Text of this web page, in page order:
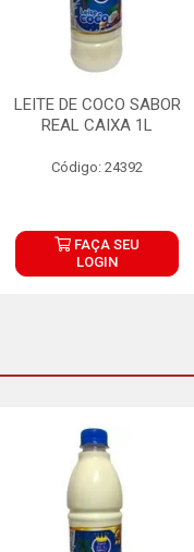
LEITE DE COCO SABOR
REAL CAIXA 1L
Código: 24392
FAÇA SEU
LOGIN